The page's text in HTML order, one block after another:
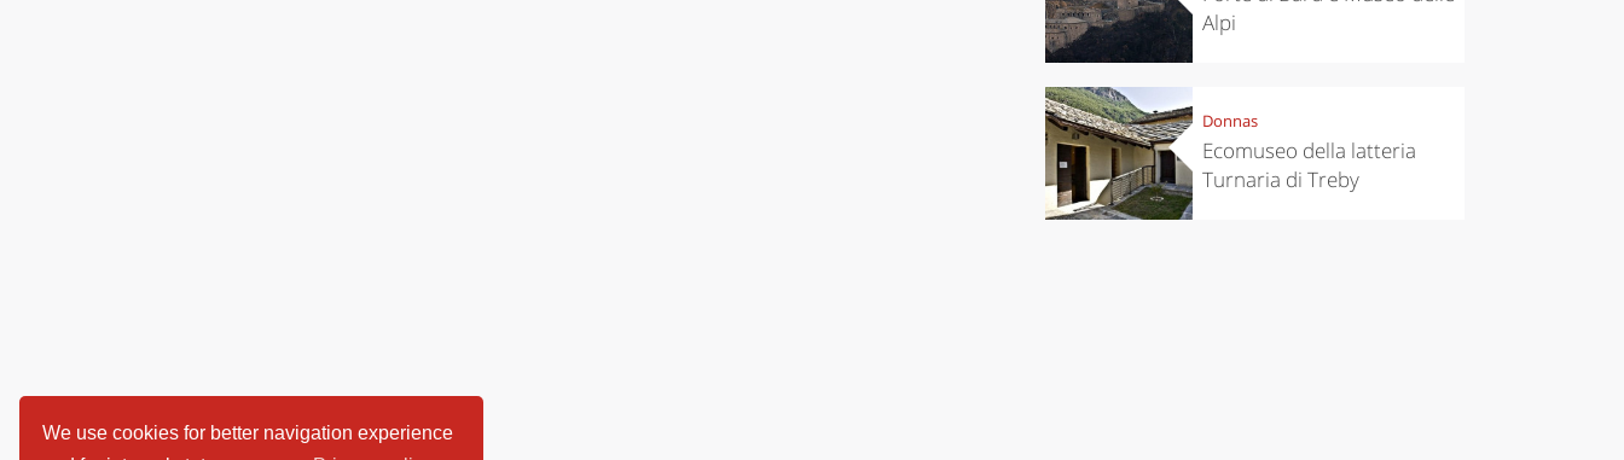
We use cookies for better navigation experience
Alpi
Donnas
Ecomuseo della latteria
Turnaria di Treby